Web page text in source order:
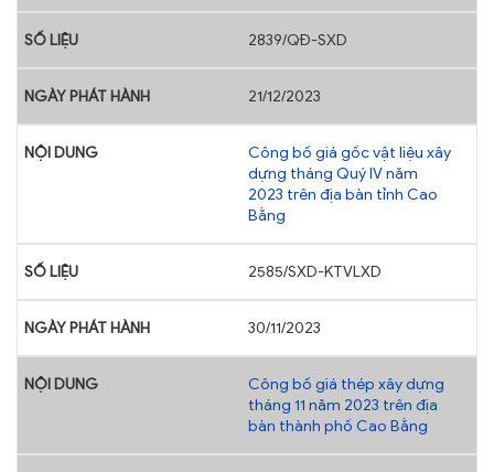
2839/QĐ-SXD
21/12/2023
Công bố giá gốc vật liệu xây
dựng tháng Quý IV năm
2023 trên địa bàn tỉnh Cao
Bằng
2585/SXD-KTVLXD
30/11/2023
Công bố giá thép xây dựng
tháng 11 năm 2023 trên địa
bàn thành phố Cao Bằng